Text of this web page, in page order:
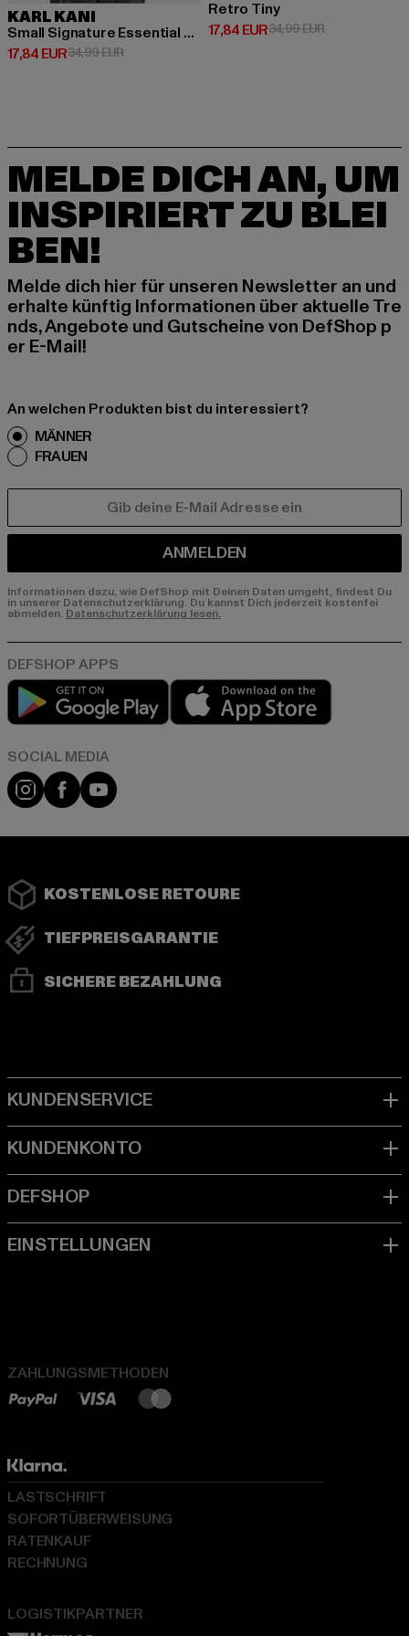
KARL KANI
Small Signature Essential Racer Rib
17,84 EUR
Derzeitiger Preis: 17,84 EUR
34,99 EURAktionspreis: 34,99 EUR
Retro Tiny
17,84 EUR
Derzeitiger Preis: 17,84 EUR
34,99 EURAktionspreis:
MELDE DICH AN, UM
INSPIRIERT ZU BLEI
BEN!
Melde dich hier für unseren Newsletter an und
erhalte künftig Informationen über aktuelle Tre
nds, Angebote und Gutscheine von DefShop p
er E-Mail!
An welchen Produkten bist du interessiert?
MÄNNER
FRAUEN
ANMELDEN
Informationen dazu, wie DefShop mit Deinen Daten umgeht, findest Du
in unserer Datenschutzerklärung. Du kannst Dich jederzeit kostenfei
abmelden. Datenschutzerklärung lesen.
Play market
Instagram
FacebookYouTube
KOSTENLOSE RETOURE
TIEFPREISGARANTIE
SICHERE BEZAHLUNG
ZAHLUNGSMETHODEN
LOGISTIKPARTNER
LASTSCHRIFT
SOFORTÜBERWEISUNG
RATENKAUF
RECHNUNG